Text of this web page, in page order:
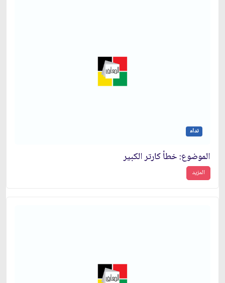
نداء
الموضوع: خطأ كارتر الكبير
المزيد